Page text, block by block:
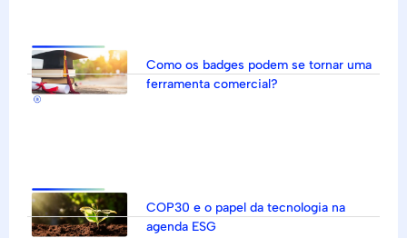
Como os badges podem se tornar uma
ferramenta comercial?
COP30 e o papel da tecnologia na
agenda ESG